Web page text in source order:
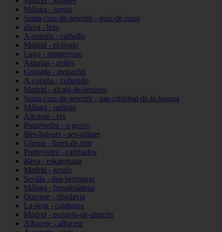
Málaga - torrox
Santa-cruz-de-tenerife - guía-de-isora
álava - leza
A-coruña - carballo
Madrid - el-boalo
Lugo - monterroso
Asturias - avilés
Granada - monachil
A-coruña - culleredo
Madrid - alcalá-de-henares
Santa-cruz-de-tenerife - san-cristóbal-de-la-laguna
Málaga - málaga
Alicante - elx
Pontevedra - o-grove
Illes-balears - ses-salines
Girona - lloret-de-mar
Pontevedra - cambados
álava - eskuernaga
Madrid - getafe
Sevilla - dos-hermanas
Málaga - benalmádena
Ourense - ribadavia
La-rioja - calahorra
Madrid - pozuelo-de-alarcón
Albacete - albacete